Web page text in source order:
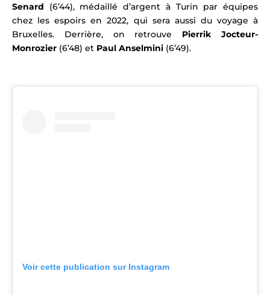
Senard
(6’44), médaillé d’argent à Turin par équipes
chez les espoirs en 2022, qui sera aussi du voyage à
Bruxelles. Derrière, on retrouve Pierrik Jocteur-
Monrozier (6’48) et Paul Anselmini (6’49).
Voir cette publication sur Instagram